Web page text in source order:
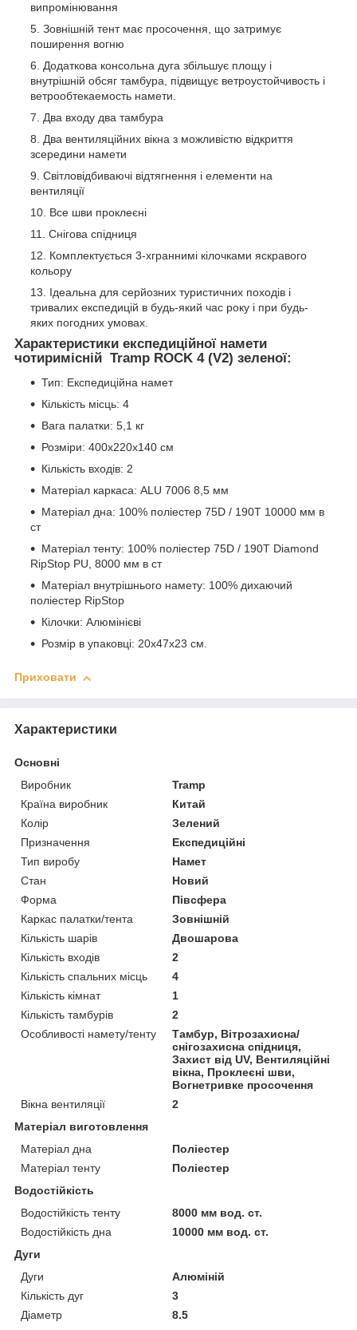
випромінювання
Зовнішній тент має просочення, що затримує
поширення вогню
Додаткова консольна дуга збільшує площу і
внутрішній обсяг тамбура, підвищує ветроустойчивость і
ветрообтекаемость намети.
Два входу два тамбура
Два вентиляційних вікна з можливістю відкриття
зсередини намети
Світловідбиваючі відтягнення і елементи на
вентиляції
Все шви проклеєні
Снігова спідниця
Комплектується 3-хграннимі кілочками яскравого
кольору
Ідеальна для серйозних туристичних походів і
тривалих експедицій в будь-який час року і при будь-
яких погодних умовах.
Характеристики експедиційної намети
чотиримісній Tramp ROCK 4 (V2) зеленої:
Тип: Експедиційна намет
Кількість місць: 4
Вага палатки: 5,1 кг
Розміри: 400х220x140 см
Кількість входів: 2
Матеріал каркаса: ALU 7006 8,5 мм
Матеріал дна: 100% поліестер 75D / 190T 10000 мм в
ст
Матеріал тенту: 100% поліестер 75D / 190T Diamond
RipStop PU, 8000 мм в ст
Матеріал внутрішнього намету: 100% дихаючий
поліестер RipStop
Кілочки: Алюмінієві
Розмір в упаковці: 20x47x23 см.
Приховати
Характеристики
Основні
Виробник
Tramp
Країна виробник
Китай
Колір
Зелений
Призначення
Експедиційні
Тип виробу
Намет
Стан
Новий
Форма
Півсфера
Каркас палатки/тента
Зовнішній
Кількість шарів
Двошарова
Кількість входів
2
Кількість спальних місць
4
Кількість кімнат
1
Кількість тамбурів
2
Особливості намету/тенту
Тамбур, Вітрозахисна/
снігозахисна спідниця,
Захист від UV, Вентиляційні
вікна, Проклеєні шви,
Вогнетривке просочення
Вікна вентиляції
2
Матеріал виготовлення
Матеріал дна
Поліестер
Матеріал тенту
Поліестер
Водостійкість
Водостійкість тенту
8000 мм вод. ст.
Водостійкість дна
10000 мм вод. ст.
Дуги
Дуги
Алюміній
Кількість дуг
3
Діаметр
8.5